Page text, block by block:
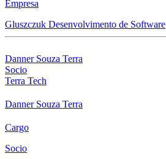
Empresa
Gluszczuk Desenvolvimento de Software
Danner Souza Terra
Socio
Terra Tech
Danner Souza Terra
Cargo
Socio